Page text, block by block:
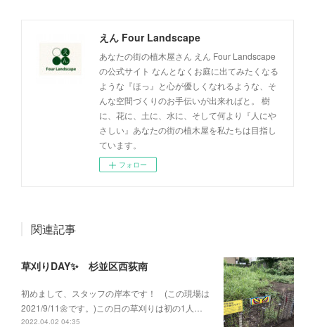
えん Four Landscape
あなたの街の植木屋さん えん Four Landscape
の公式サイト なんとなくお庭に出てみたくなる
ような『ほっ』と心が優しくなれるような、そ
んな空間づくりのお手伝いが出来ればと。 樹
に、花に、土に、水に、そして何より『人にや
さしい』あなたの街の植木屋を私たちは目指し
ています。
フォロー
関連記事
草刈りDAY✨ 杉並区西荻南
初めまして、スタッフの岸本です！ (この現場は
2021/9/11🌼です。)この日の草刈りは初の1人…
2022.04.02 04:35